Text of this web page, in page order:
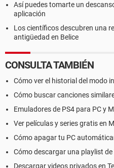
Así puedes tomarte un
aplicación
Los científicos descubren una
antigüedad en Belice
CONSULTA TAMBIÉN
Cómo ver el historial del modo
Cómo buscar canciones
Emuladores de PS4 para PC y
Ver películas y series gratis en
Cómo apagar tu PC
Cómo descargar una playlist de
Descargar videos privados en